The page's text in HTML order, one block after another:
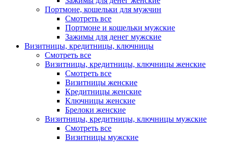
Портмоне, кошельки для мужчин
Смотреть все
Портмоне и кошельки мужские
Зажимы для денег мужские
Визитницы, кредитницы, ключницы
Смотреть все
Визитницы, кредитницы, ключницы женские
Смотреть все
Визитницы женские
Кредитницы женские
Ключницы женские
Брелоки женские
Визитницы, кредитницы, ключницы мужские
Смотреть все
Визитницы мужские